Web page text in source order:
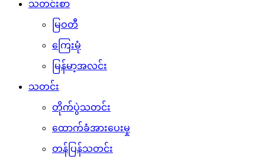
သတင်းစာ
မြဝတီ
ကြေးမုံ
မြန်မာ့အလင်း
သတင်း
တိုက်ပွဲသတင်း
ထောက်ခံအားပေးမှု
တန်ပြန်သတင်း